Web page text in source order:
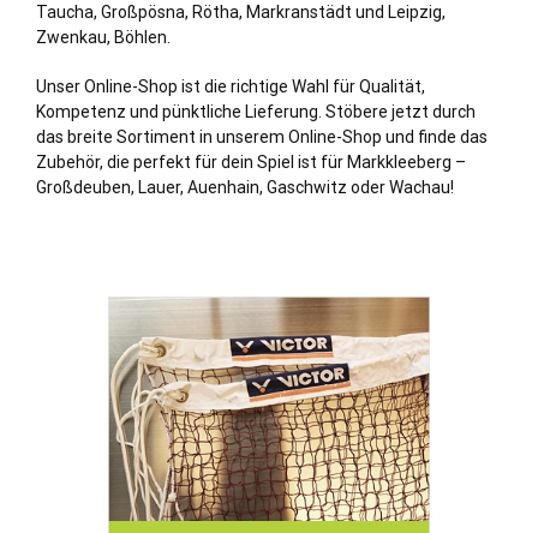
Taucha, Großpösna, Rötha, Markranstädt und Leipzig,
Zwenkau, Böhlen.
Unser Online-Shop ist die richtige Wahl für Qualität,
Kompetenz und pünktliche Lieferung. Stöbere jetzt durch
das breite Sortiment in unserem Online-Shop und finde das
Zubehör, die perfekt für dein Spiel ist für Markkleeberg –
Großdeuben, Lauer, Auenhain, Gaschwitz oder Wachau!